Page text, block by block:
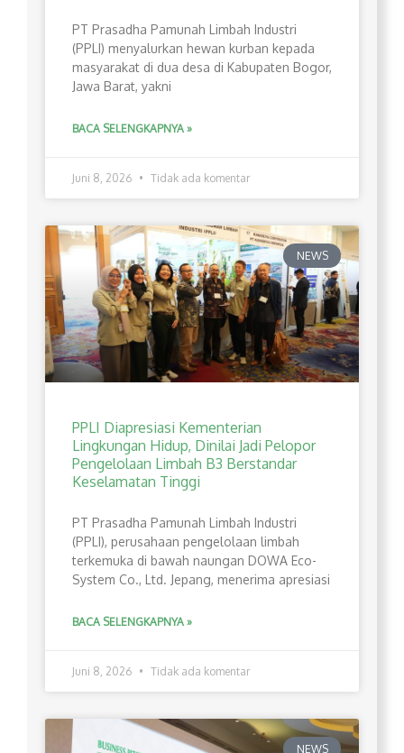
PT Prasadha Pamunah Limbah Industri
(PPLI) menyalurkan hewan kurban kepada
masyarakat di dua desa di Kabupaten Bogor,
Jawa Barat, yakni
BACA SELENGKAPNYA »
Juni 8, 2026 Tidak ada komentar
NEWS
PPLI Diapresiasi Kementerian
Lingkungan Hidup, Dinilai Jadi Pelopor
Pengelolaan Limbah B3 Berstandar
Keselamatan Tinggi
PT Prasadha Pamunah Limbah Industri
(PPLI), perusahaan pengelolaan limbah
terkemuka di bawah naungan DOWA Eco-
System Co., Ltd. Jepang, menerima apresiasi
BACA SELENGKAPNYA »
Juni 8, 2026 Tidak ada komentar
NEWS